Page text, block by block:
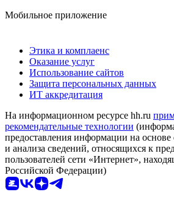
Мобильное приложение
Этика и комплаенс
Оказание услуг
Использование сайтов
Защита персональных данных
ИТ аккредитация
На информационном ресурсе hh.ru
рекомендательные технологии
предоставления информации на основе
и анализа сведений, относящихся к
пользователей сети «Интернет»,
Российской Федерации)